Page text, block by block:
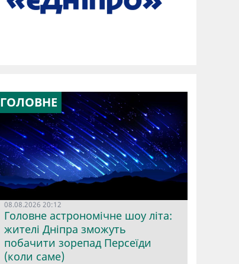
ГОЛОВНЕ
08.08.2026 20:12
Головне астрономічне шоу літа:
жителі Дніпра зможуть
побачити зорепад Персеїди
(коли саме)